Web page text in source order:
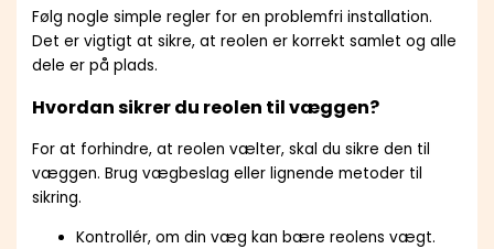
Følg nogle simple regler for en problemfri installation.
Det er vigtigt at sikre, at reolen er korrekt samlet og alle
dele er på plads.
Hvordan sikrer du reolen til væggen?
For at forhindre, at reolen vælter, skal du sikre den til
væggen. Brug vægbeslag eller lignende metoder til
sikring.
Kontrollér, om din væg kan bære reolens vægt.